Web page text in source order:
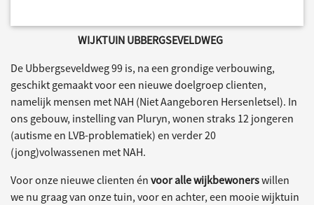
WIJKTUIN UBBERGSEVELDWEG
De Ubbergseveldweg 99 is, na een grondige verbouwing,
geschikt gemaakt voor een nieuwe doelgroep clienten,
namelijk mensen met NAH (Niet Aangeboren Hersenletsel). In
ons gebouw, instelling van Pluryn, wonen straks 12 jongeren
(autisme en LVB-problematiek) en verder 20
(jong)volwassenen met NAH.
Voor onze nieuwe clienten én voor alle wijkbewonerswillen
we nu graag van onze tuin, voor en achter, een mooie wijktuin